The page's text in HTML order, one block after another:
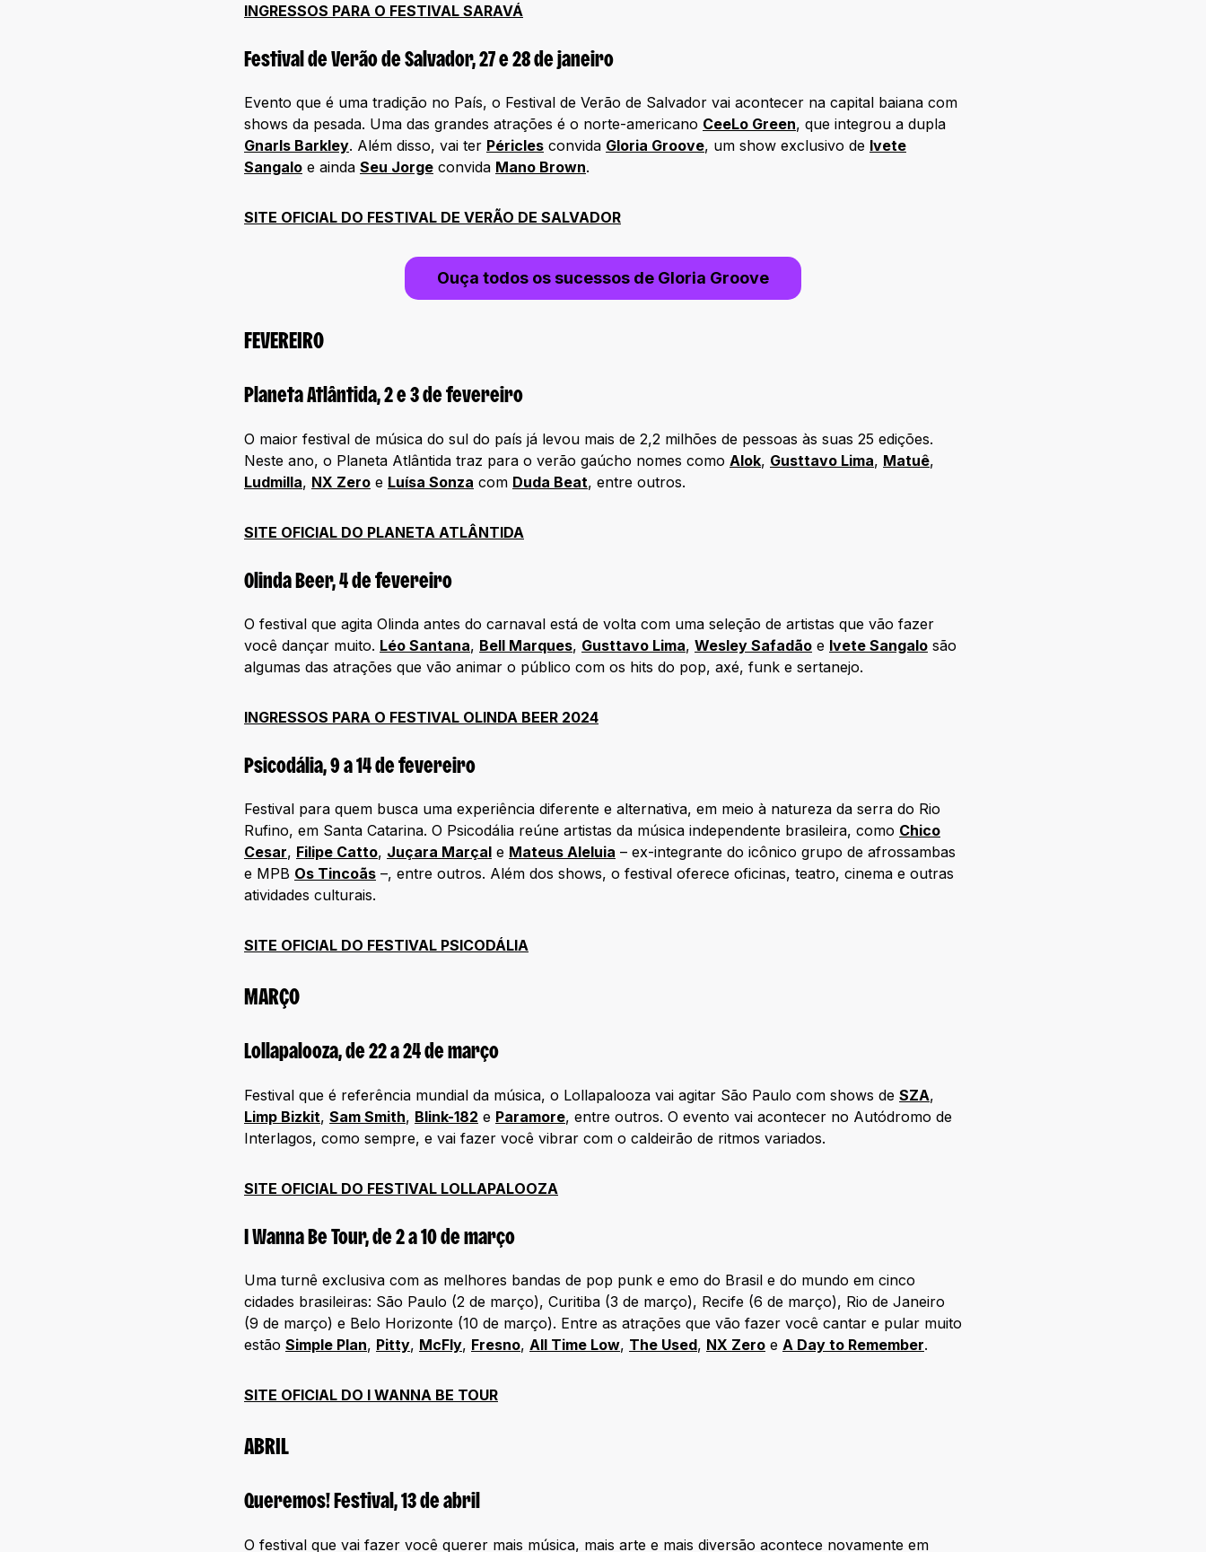
INGRESSOS PARA O FESTIVAL SARAVÁ
Festival de Verão de Salvador, 27 e 28 de janeiro
Evento que é uma tradição no País, o Festival de Verão de Salvador vai acontecer na capital baiana com
shows da pesada. Uma das grandes atrações é o norte-americano CeeLo Green, que integrou a dupla
Gnarls Barkley. Além disso, vai ter Péricles convida Gloria Groove, um show exclusivo de Ivete
Sangalo e ainda Seu Jorge convida Mano Brown.
SITE OFICIAL DO FESTIVAL DE VERÃO DE SALVADOR
Ouça todos os sucessos de Gloria Groove
FEVEREIRO
Planeta Atlântida, 2 e 3 de fevereiro
O maior festival de música do sul do país já levou mais de 2,2 milhões de pessoas às suas 25 edições.
Neste ano, o Planeta Atlântida traz para o verão gaúcho nomes como Alok, Gusttavo Lima, Matuê,
Ludmilla, NX Zero e Luísa Sonza com Duda Beat, entre outros.
SITE OFICIAL DO PLANETA ATLÂNTIDA
Olinda Beer, 4 de fevereiro
O festival que agita Olinda antes do carnaval está de volta com uma seleção de artistas que vão fazer
você dançar muito. Léo Santana, Bell Marques, Gusttavo Lima, Wesley Safadão e Ivete Sangalo são
algumas das atrações que vão animar o público com os hits do pop, axé, funk e sertanejo.
INGRESSOS PARA O FESTIVAL OLINDA BEER 2024
Psicodália, 9 a 14 de fevereiro
Festival para quem busca uma experiência diferente e alternativa, em meio à natureza da serra do Rio
Rufino, em Santa Catarina. O Psicodália reúne artistas da música independente brasileira, como Chico
Cesar, Filipe Catto, Juçara Marçal e Mateus Aleluia – ex-integrante do icônico grupo de afrossambas
e MPB Os Tincoãs –, entre outros. Além dos shows, o festival oferece oficinas, teatro, cinema e outras
atividades culturais.
SITE OFICIAL DO FESTIVAL PSICODÁLIA
MARÇO
Lollapalooza, de 22 a 24 de março
Festival que é referência mundial da música, o Lollapalooza vai agitar São Paulo com shows de SZA,
Limp Bizkit, Sam Smith, Blink-182 e Paramore, entre outros. O evento vai acontecer no Autódromo de
Interlagos, como sempre, e vai fazer você vibrar com o caldeirão de ritmos variados.
SITE OFICIAL DO FESTIVAL LOLLAPALOOZA
I Wanna Be Tour, de 2 a 10 de março
Uma turnê exclusiva com as melhores bandas de pop punk e emo do Brasil e do mundo em cinco
cidades brasileiras: São Paulo (2 de março), Curitiba (3 de março), Recife (6 de março), Rio de Janeiro
(9 de março) e Belo Horizonte (10 de março). Entre as atrações que vão fazer você cantar e pular muito
estão Simple Plan, Pitty, McFly, Fresno, All Time Low, The Used, NX Zero e A Day to Remember.
SITE OFICIAL DO I WANNA BE TOUR
ABRIL
Queremos! Festival, 13 de abril
O festival que vai fazer você querer mais música, mais arte e mais diversão acontece novamente em